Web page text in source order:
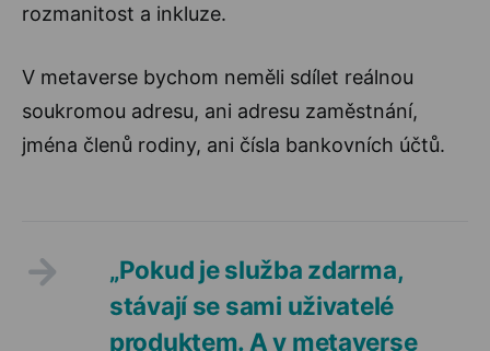
rozmanitost a inkluze.
V metaverse bychom neměli sdílet reálnou
soukromou adresu, ani adresu zaměstnání,
jména členů rodiny, ani čísla bankovních účtů.
„Pokud je služba zdarma,
stávají se sami uživatelé
produktem. A v metaverse